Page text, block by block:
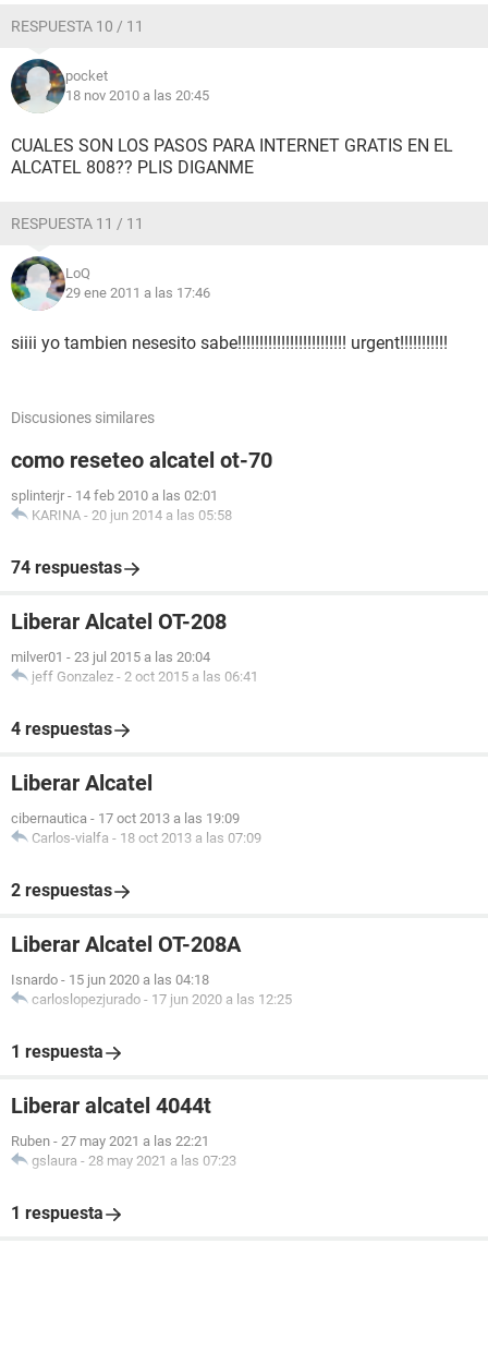
RESPUESTA 10 / 11
pocket
18 nov 2010 a las 20:45
CUALES SON LOS PASOS PARA INTERNET GRATIS EN EL
ALCATEL 808?? PLIS DIGANME
RESPUESTA 11 / 11
LoQ
29 ene 2011 a las 17:46
siiii yo tambien nesesito sabe!!!!!!!!!!!!!!!!!!!!!!!!! urgent!!!!!!!!!!!
Discusiones similares
como reseteo alcatel ot-70
splinterjr - 14 feb 2010 a las 02:01
KARINA - 20 jun 2014 a las 05:58
74 respuestas
Liberar Alcatel OT-208
milver01 - 23 jul 2015 a las 20:04
jeff Gonzalez - 2 oct 2015 a las 06:41
4 respuestas
Liberar Alcatel
cibernautica - 17 oct 2013 a las 19:09
Carlos-vialfa - 18 oct 2013 a las 07:09
2 respuestas
Liberar Alcatel OT-208A
Isnardo - 15 jun 2020 a las 04:18
carloslopezjurado - 17 jun 2020 a las 12:25
1 respuesta
Liberar alcatel 4044t
Ruben - 27 may 2021 a las 22:21
gslaura - 28 may 2021 a las 07:23
1 respuesta